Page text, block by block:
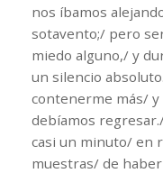
nos íbamos
sotavento;/ pero
miedo alguno,/ y
un silencio
contenerme más/ y
debíamos
casi un minuto/ en
muestras/ de